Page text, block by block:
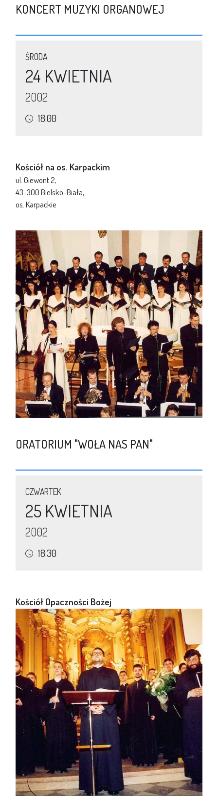
KONCERT MUZYKI ORGANOWEJ
ŚRODA
24 KWIETNIA
2002
18:00
Kościół na os. Karpackim
ul. Giewont 2,
43-300 Bielsko-Biała,
os. Karpackie
ORATORIUM "WOŁA NAS PAN"
CZWARTEK
25 KWIETNIA
2002
18:30
Kościół Opaczności Bożej